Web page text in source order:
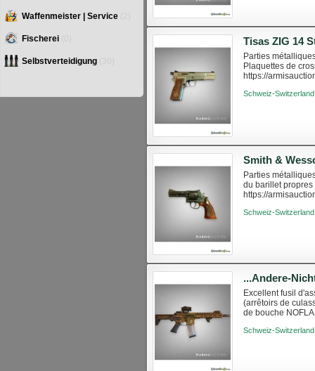
Parties
Plaquettes de
https://
Schweiz-
Parties
du barillet
https://
Schweiz-
Excellent fusil
(arrêtoirs de
de bouche
Schweiz-
Waffenmeister | Service
Fischerei
Selbstverteidigung